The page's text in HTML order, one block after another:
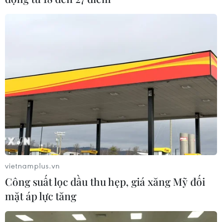
hóa và ngành dịch vụ tiêu dùng tăng
Hà Nội nằm trong
nhóm 10 thành phố hàng đầu thế
giới về ẩm thực đường phố
05/08/2026 03:11
Quan hệ Đối tác chiến
lược toàn diện Việt Nam-Thái Lan
04/08/2026 23:22
Chỉ số sản xuất công
vietnamplus.vn
Công suất lọc dầu thu hẹp, giá xăng Mỹ đối
mặt áp lực tăng